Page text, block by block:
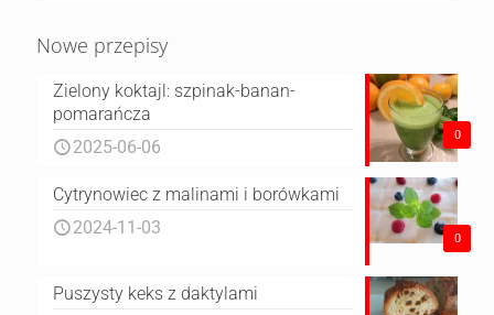
Nowe przepisy
0
Zielony koktajl: szpinak-banan-
pomarańcza
2025-06-06
0
Cytrynowiec z malinami i borówkami
2024-11-03
Puszysty keks z daktylami